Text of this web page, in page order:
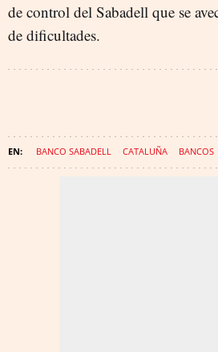
de control del Sabadell que se
de dificultades.
BANCO SABADELL CATALUÑA BANCOS